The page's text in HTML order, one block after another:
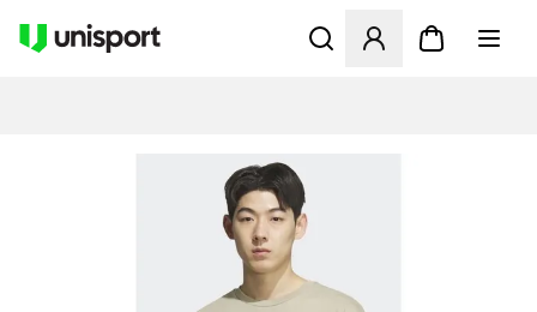
Åbner en Modal til at